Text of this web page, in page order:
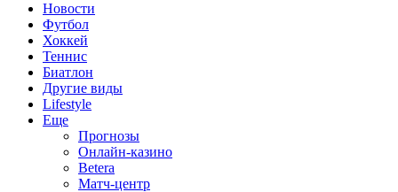
Новости
Футбол
Хоккей
Теннис
Биатлон
Другие виды
Lifestyle
Еще
Прогнозы
Онлайн-казино
Betera
Матч-центр